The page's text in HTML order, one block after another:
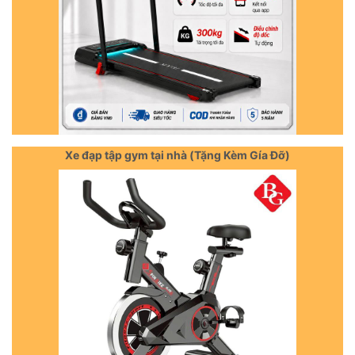
Xe đạp tập gym tại nhà (Tặng Kèm Gía Đỡ)